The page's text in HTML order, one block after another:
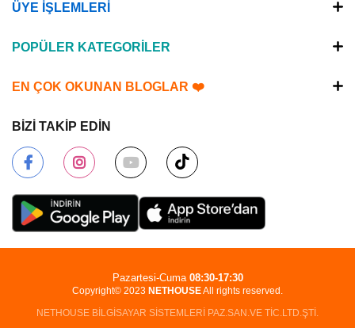
ÜYE İŞLEMLERİ
POPÜLER KATEGORİLER
EN ÇOK OKUNAN BLOGLAR ❤️
BİZİ TAKİP EDİN
Copyright© 2023 NETHOUSEAll rights reserved.
NETHOUSE BİLGİSAYAR SİSTEMLERİ PAZ.SAN.VE TİC.LTD.ŞTİ.
Pazartesi-Cuma 08:30-17:30